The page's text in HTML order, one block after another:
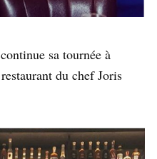
sa tournée à
du chef Joris